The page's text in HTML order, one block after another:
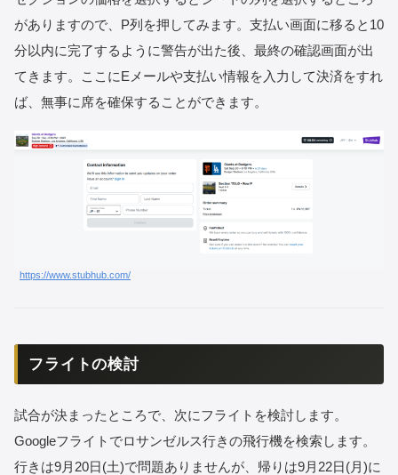
がありますので、P列を押してみます。支払い画面に移ると10
分以内に完了するように警告が出た後、最終の確認画面が出
てきます。ここにEメールや支払い情報を入力して決済をすれ
ば、無事に席を確保することができます。
https://www.stubhub.com/
フライトの検討
試合が決まったところで、次にフライトを検討します。
Googleフライトでロサンゼルス行きの飛行機を検索します。
行きは9月20日(土)で問題ありませんが、帰りは9月22日(月)に